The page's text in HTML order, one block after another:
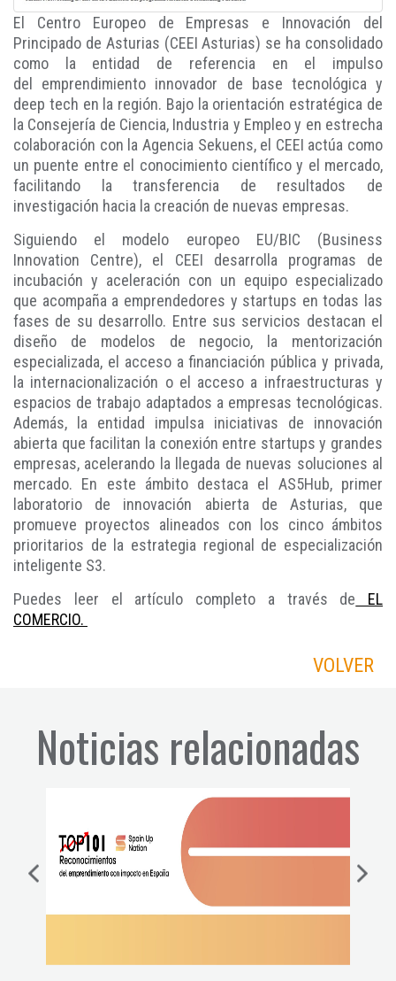
El Centro Europeo de Empresas e Innovación del
Principado de Asturias (CEEI Asturias) se ha consolidado
como la entidad de referencia en el impulso
del emprendimiento innovador de base tecnológica y
deep tech en la región. Bajo la orientación estratégica de
la Consejería de Ciencia, Industria y Empleo y en estrecha
colaboración con la Agencia Sekuens, el CEEI actúa como
un puente entre el conocimiento científico y el mercado,
facilitando la transferencia de resultados de
investigación hacia la creación de nuevas empresas.
Siguiendo el modelo europeo EU/BIC (Business
Innovation Centre), el CEEI desarrolla programas de
incubación y aceleración con un equipo especializado
que acompaña a emprendedores y startups en todas las
fases de su desarrollo. Entre sus servicios destacan el
diseño de modelos de negocio, la mentorización
especializada, el acceso a financiación pública y privada,
la internacionalización o el acceso a infraestructuras y
espacios de trabajo adaptados a empresas tecnológicas.
Además, la entidad impulsa iniciativas de innovación
abierta que facilitan la conexión entre startups y grandes
empresas, acelerando la llegada de nuevas soluciones al
mercado. En este ámbito destaca el AS5Hub, primer
laboratorio de innovación abierta de Asturias, que
promueve proyectos alineados con los cinco ámbitos
prioritarios de la estrategia regional de especialización
inteligente S3.
Puedes leer el artículo completo a través de EL
COMERCIO.
VOLVER
Noticias relacionadas